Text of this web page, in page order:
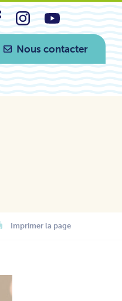
Nous contacter
Imprimer la page